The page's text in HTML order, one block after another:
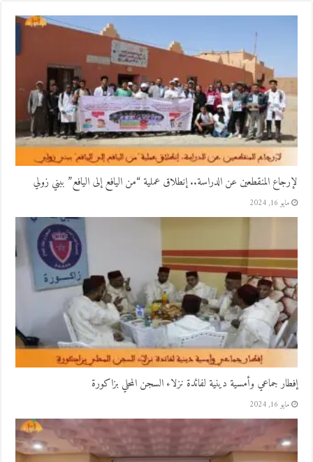
لإرجاع المنقطعين عن الدراسة.. إنطلاق عملية “من اليافع إلى اليافع” ببني زولي
مايو 16, 2024
إفطار جماعي وأمسية دينية لفائدة نزلاء السجن المحلي بزاكورة
مايو 16, 2024